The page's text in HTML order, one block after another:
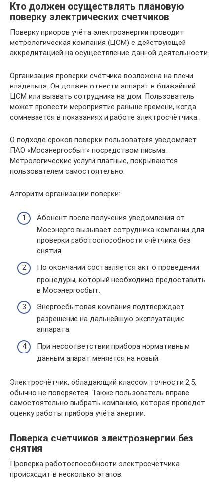
Кто должен осуществлять плановую
поверку электрических счетчиков
Поверку приоров учёта электроэнергии проводит
метрологическая компания (ЦСМ) с действующей
аккредитацией на осуществление данной деятельности.
Организация проверки счётчика возложена на плечи
владельца. Он должен отнести аппарат в ближайший
ЦСМ или вызвать сотрудника на дом. Пользователь
может провести мероприятие раньше времени, когда
сомневается в показаниях и работе электросчётчика.
О подходе сроков поверки пользователя уведомляет
ПАО «Мосэнергосбыт» посредством письма.
Метрологические услуги платные, покрываются
пользователем самостоятельно.
Алгоритм организации поверки:
Абонент после получения уведомления от
Мосэнерго вызывает сотрудника компании для
проверки работоспособности счётчика без
снятия.
По окончании составляется акт о проведении
процедуры, который необходимо предоставить
в Мосэнергосбыт.
Энергосбытовая компания подтверждает
разрешение на дальнейшую эксплуатацию
аппарата.
При несоответствии прибора нормативным
данным апарат меняется на новый.
Электросчётчик, обладающий классом точности 2,5,
обычно не поверяется. Также пользователь вправе
самостоятельно выбрать компанию, которая проведет
оценку работы прибора учёта энергии.
Поверка счетчиков электроэнергии без
снятия
Проверка работоспособности электросчётчика
происходит в несколько этапов: